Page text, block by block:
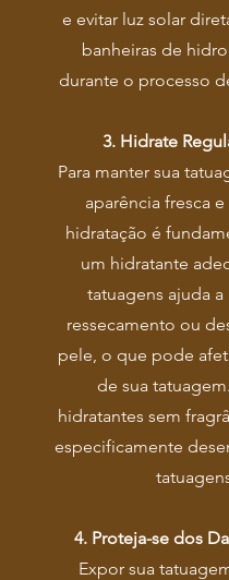
e evitar luz solar
banheiras de
durante o processo
3. Hidrate
Para manter sua
aparência fresca
hidratação é
um hidratante
tatuagens ajuda
ressecamento ou
pele, o que pode
de sua
hidratantes sem
especificamente
4. Proteja-se dos
Expor sua